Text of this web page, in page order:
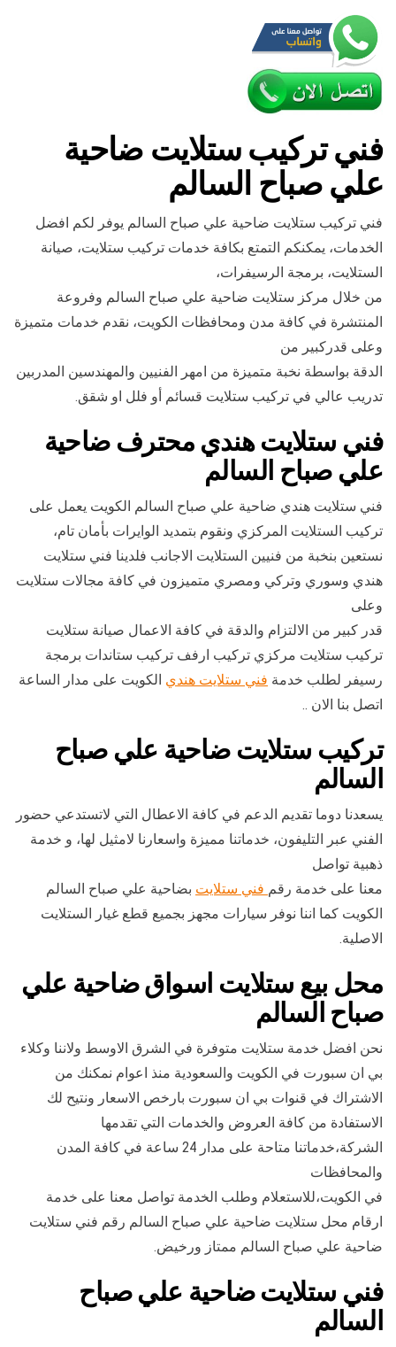
فني تركيب ستلايت ضاحية
علي صباح السالم
فني تركيب ستلايت ضاحية علي صباح السالم يوفر لكم افضل
الخدمات، يمكنكم التمتع بكافة خدمات تركيب ستلايت، صيانة
الستلايت، برمجة الرسيفرات،
من خلال مركز ستلايت ضاحية علي صباح السالم وفروعة
المنتشرة في كافة مدن ومحافظات الكويت، نقدم خدمات متميزة
وعلى قدركبير من
الدقة بواسطة نخبة متميزة من امهر الفنيين والمهندسين المدربين
تدريب عالي في تركيب ستلايت قسائم أو فلل او شقق.
فني ستلايت هندي محترف ضاحية
علي صباح السالم
فني ستلايت هندي ضاحية علي صباح السالم الكويت يعمل على
تركيب الستلايت المركزي ونقوم بتمديد الوايرات بأمان تام،
نستعين بنخبة من فنيين الستلايت الاجانب فلدينا فني ستلايت
هندي وسوري وتركي ومصري متميزون في كافة مجالات ستلايت
وعلى
قدر كبير من الالتزام والدقة في كافة الاعمال صيانة ستلايت
تركيب ستلايت مركزي تركيب ارفف تركيب ستاندات برمجة
رسيفر لطلب خدمة فني ستلايت هندي الكويت على مدار الساعة
اتصل بنا الان ..
تركيب ستلايت ضاحية علي صباح
السالم
يسعدنا دوما تقديم الدعم في كافة الاعطال التي لاتستدعي حضور
الفني عبر التليفون، خدماتنا مميزة واسعارنا لامثيل لها، و خدمة
ذهبية تواصل
معنا على خدمة رقم فني ستلايت بضاحية علي صباح السالم
الكويت كما اننا نوفر سيارات مجهز بجميع قطع غيار الستلايت
الاصلية.
محل بيع ستلايت اسواق ضاحية علي
صباح السالم
نحن افضل خدمة ستلايت متوفرة في الشرق الاوسط ولاننا وكلاء
بي ان سبورت في الكويت والسعودية منذ اعوام نمكنك من
الاشتراك في قنوات بي ان سبورت بارخص الاسعار ونتيح لك
الاستفادة من كافة العروض والخدمات التي تقدمها
الشركة،خدماتنا متاحة على مدار 24 ساعة في كافة المدن
والمحافظات
في الكويت،للاستعلام وطلب الخدمة تواصل معنا على خدمة
ارقام محل ستلايت ضاحية علي صباح السالم رقم فني ستلايت
ضاحية علي صباح السالم ممتاز ورخيض.
فني ستلايت ضاحية علي صباح
السالم